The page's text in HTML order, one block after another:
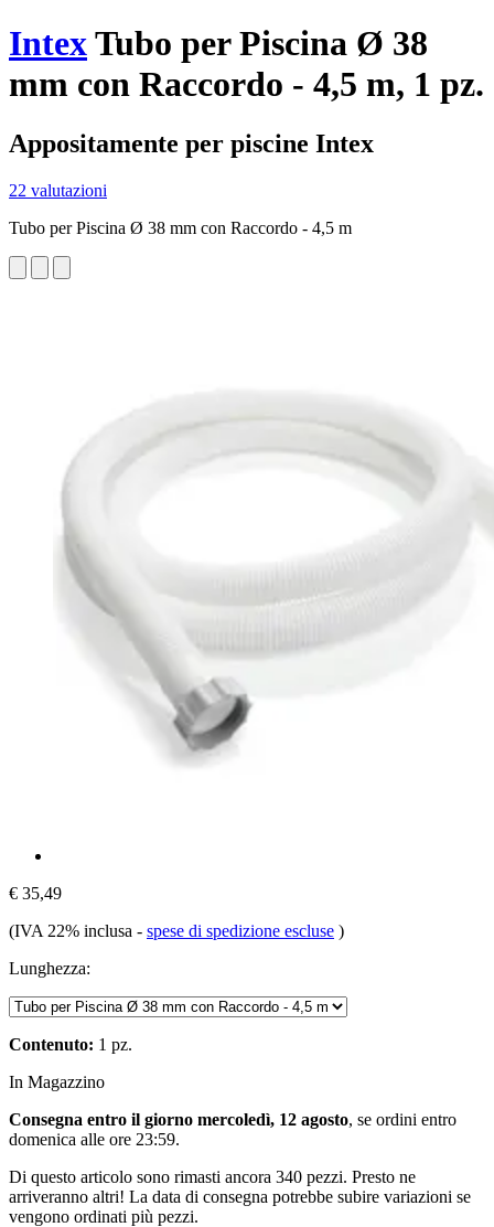
IntexTubo per Piscina Ø 38
mm con Raccordo - 4,5 m, 1 pz.
Appositamente per piscine Intex
22 valutazioni
Tubo per Piscina Ø 38 mm con Raccordo - 4,5 m
€ 35,49
(IVA 22% inclusa - spese di spedizione escluse )
Lunghezza:
Contenuto: 1 pz.
In Magazzino
Consegna entro il giorno mercoledì, 12 agosto, se ordini entro
domenica alle ore 23:59.
Di questo articolo sono rimasti ancora 340 pezzi. Presto ne
arriveranno altri! La data di consegna potrebbe subire variazioni se
vengono ordinati più pezzi.